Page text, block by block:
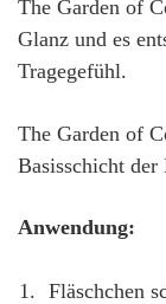
The Garden of
Glanz und es
Tragegefühl.
The Garden of
Basisschicht der
Anwendung:
Fläschchen